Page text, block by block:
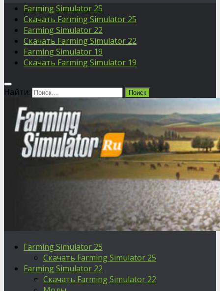
Farming Simulator 25
Скачать Farming Simulator 25
Farming Simulator 22
Скачать Farming Simulator 22
Farming Simulator 19
Скачать Farming Simulator 19
Найти:
Farming Simulator 25
Скачать Farming Simulator 25
Farming Simulator 22
Скачать Farming Simulator 22